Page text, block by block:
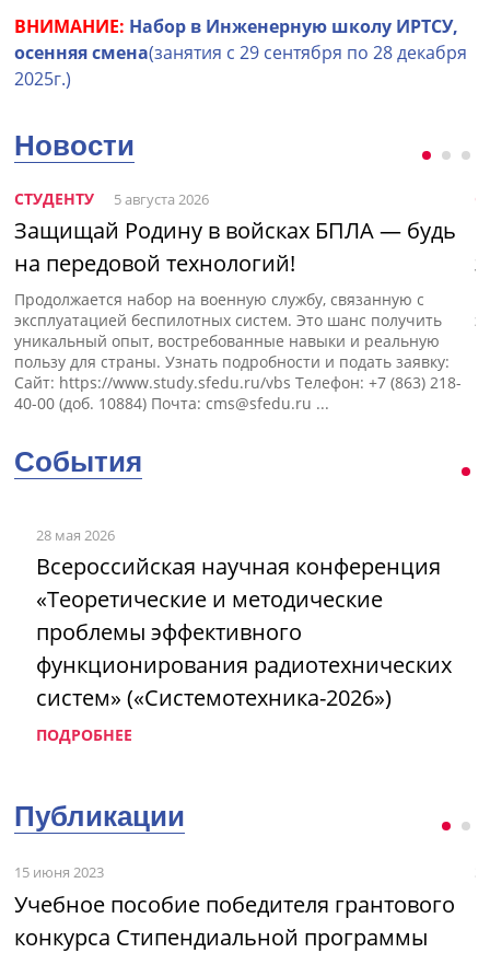
ВНИМАНИЕ: Набор в Инженерную школу ИРТСУ,
осенняя смена(занятия с 29 сентября по 28 декабря
2025г.)
Новости
СТУДЕНТУ 5 августа 2026
Защищай Родину в войсках БПЛА — будь
на передовой технологий!
Продолжается набор на военную службу, связанную с
эксплуатацией беспилотных систем. Это шанс получить
уникальный опыт, востребованные навыки и реальную
пользу для страны. Узнать подробности и подать заявку:
Сайт: https://www.study.sfedu.ru/vbs Телефон: +7 (863) 218-
40-00 (доб. 10884) Почта:cms@sfedu.ru ...
События
28 мая 2026
Всероссийская научная конференция
«Теоретические и методические
проблемы эффективного
функционирования радиотехнических
систем» («Системотехника-2026»)
ПОДРОБНЕЕ
Публикации
15 июня 2023
Учебное пособие победителя грантового
конкурса Стипендиальной программы
3